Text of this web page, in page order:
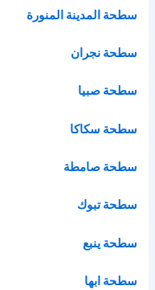
سطحة المدينة المنورة
سطحة نجران
سطحة صبيا
سطحة سكاكا
سطحة صامطة
سطحة تبوك
سطحة ينبع
سطحة ابها